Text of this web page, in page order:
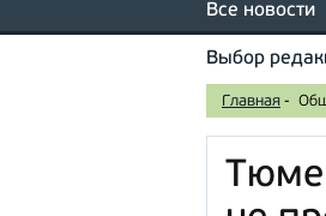
Все новости
Выбор
Главная -